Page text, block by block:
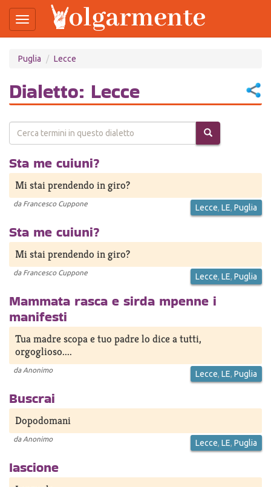
Toggle
navigation
Puglia Lecce
Dialetto: Lecce
Sta me cuiuni?
Mi stai prendendo in giro?
da Francesco Cuppone Lecce, LE, Puglia
Sta me cuiuni?
Mi stai prendendo in giro?
da Francesco Cuppone Lecce, LE, Puglia
Mammata rasca e sirda mpenne i
manifesti
Tua madre scopa e tuo padre lo dice a tutti,
orgoglioso....
da Anonimo Lecce, LE, Puglia
Buscrai
Dopodomani
da Anonimo Lecce, LE, Puglia
Iascione